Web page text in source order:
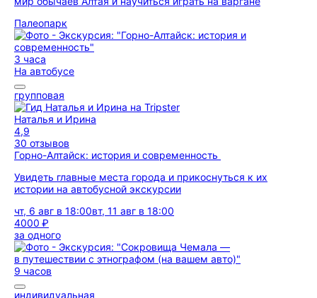
Палеопарк
3 часа
На автобусе
групповая
Наталья и Ирина
4,9
30 отзывов
Горно-Алтайск: история и современность
Увидеть главные места города и прикоснуться к их
истории на автобусной экскурсии
чт, 6 авг в 18:00вт, 11 авг в 18:00
4000 ₽
за одного
9 часов
индивидуальная